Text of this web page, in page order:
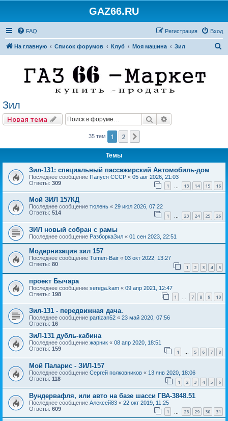
GAZ66.RU
FAQ Вход
Регистрация
На главную Список форумов Клуб Моя машина Зил
Зил
Новая тема Поиск
35 тем 1 2
Темы
Зил-131: специальный пассажирский Автомобиль-дом
Последнее сообщение Папуся СССР « 05 авг 2026, 21:03
Ответы: 309 1 13 14 15 16
Мой ЗИЛ 157КД
Последнее сообщение тюлень « 29 июл 2026, 07:22
Ответы: 514 1 … 23 24 25 26
ЗИЛ новый собран с рамы
Последнее сообщение РазборкаЗил « 01 сен 2023, 22:51
Модернизация зил 157
Последнее сообщение Tumen-Bair « 03 окт 2022, 13:27
Ответы: 80 1 2 3 4 5
проект Бычара
Последнее сообщение serega.kam « 09 апр 2021, 12:47
Ответы: 198 1 7 8 9 10
Зил-131 - передвижная дача.
Последнее сообщение partizan52 « 23 май 2020, 07:56
Ответы: 16
ЗиЛ-131 дубль-кабина
Последнее сообщение жарник « 08 апр 2020, 18:51
Ответы: 159 1 … 5 6 7 8
Мой Паларис - ЗИЛ-157
Последнее сообщение Сергей полковников « 13 янв 2020, 18:06
Ответы: 118 1 2 3 4 5 6
Вундервафля, или авто на базе шасси ГВА-3848.51
Последнее сообщение Алексей83 « 22 окт 2019, 11:25
Ответы: 609 1 28 29 30 31